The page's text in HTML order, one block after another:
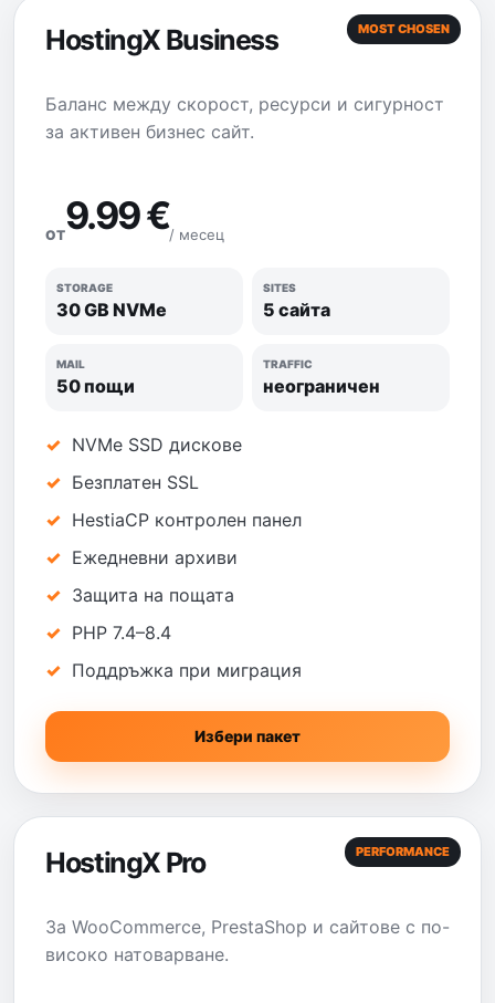
MOST CHOSEN
HostingX Business
Баланс между скорост, ресурси и сигурност
за активен бизнес сайт.
ОТ9.99 €/ месец
STORAGE
30 GB NVMe
SITES
5 сайта
MAIL
50 пощи
TRAFFIC
неограничен
NVMe SSD дискове
Безплатен SSL
HestiaCP контролен панел
Ежедневни архиви
Защита на пощата
PHP 7.4–8.4
Поддръжка при миграция
Избери пакет
PERFORMANCE
HostingX Pro
За WooCommerce, PrestaShop и сайтове с по-
високо натоварване.